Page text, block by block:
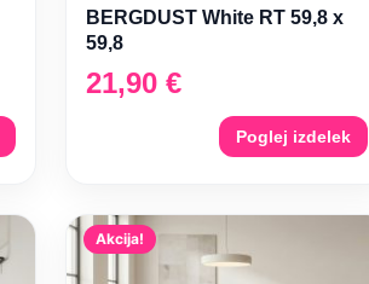
BERGDUST White RT 59,8 x
59,8
21,90 €
Poglej izdelek
Akcija!